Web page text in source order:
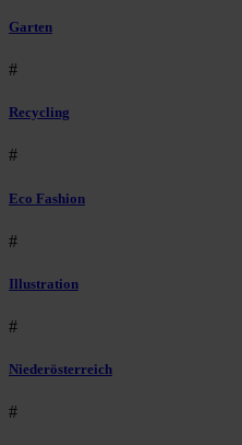
Garten
#
Recycling
#
Eco Fashion
#
Illustration
#
Niederösterreich
#